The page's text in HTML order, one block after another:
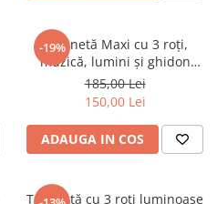
-19%
Trotinetă Maxi cu 3 roți,
muzică, lumini și ghidon
reglabil - Verde
185,00 Lei
150,00 Lei
ADAUGA IN COS
Trotinetă cu 3 roți luminoase